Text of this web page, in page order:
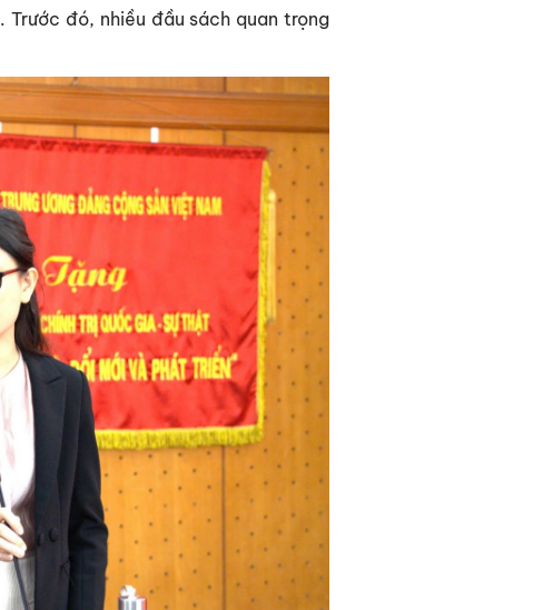
đó, nhiều đầu sách quan trọng